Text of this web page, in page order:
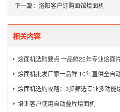
下一篇： 洛阳客户订购面馆烩面机
相关内容
烩面机选购要点 一品鲜22年专业烩面
烩面机批发厂家一品鲜 10年直供全自
烩面机选购攻略：3步筛选专业多功能
培训客户使用自动叠片烩面机